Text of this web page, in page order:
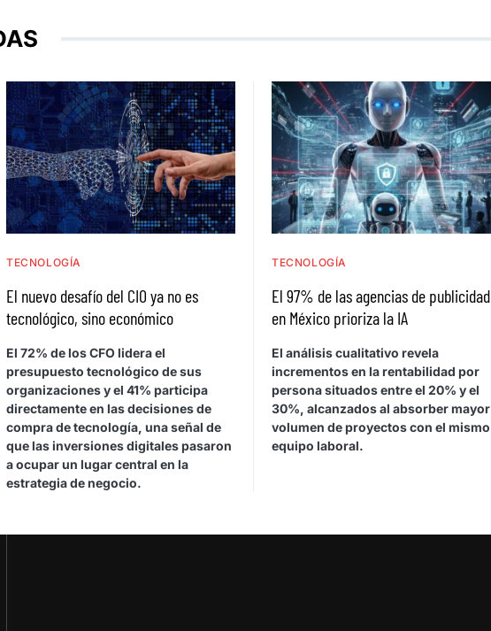
TECNOLOGÍA
El nuevo desafío del CIO ya no es
tecnológico, sino económico
El 72% de los CFO lidera el
presupuesto tecnológico de sus
organizaciones y el 41% participa
directamente en las decisiones de
compra de tecnología, una señal de
que las inversiones digitales pasaron
a ocupar un lugar central en la
estrategia de negocio.
TECNOLOGÍA
El 97% de las agencias de publicidad
en México prioriza la IA
El análisis cualitativo revela
incrementos en la rentabilidad por
persona situados entre el 20% y el
30%, alcanzados al absorber mayor
volumen de proyectos con el mismo
equipo laboral.